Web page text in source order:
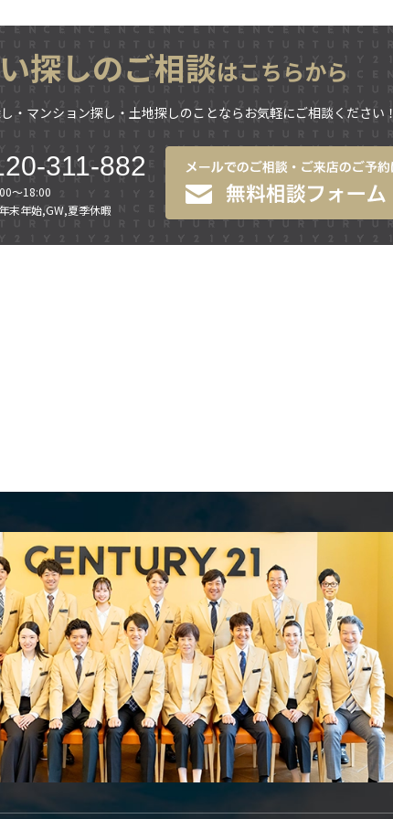
探しのご相談はこちらから
・マンション探し・土地探しのことならお気軽にご相談ください！
311-882
～18:00
末年始,GW,夏季休暇